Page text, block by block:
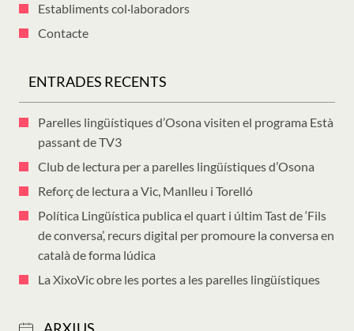
Establiments col·laboradors
Contacte
ENTRADES RECENTS
Parelles lingüístiques d’Osona visiten el programa Està
passant de TV3
Club de lectura per a parelles lingüístiques d’Osona
Reforç de lectura a Vic, Manlleu i Torelló
Política Lingüística publica el quart i últim Tast de ‘Fils
de conversa’, recurs digital per promoure la conversa en
català de forma lúdica
La XixoVic obre les portes a les parelles lingüístiques